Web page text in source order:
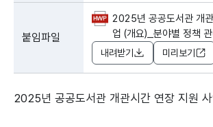
붙임파일
2025년 공공도서관 개
업 (개요)_분야별 정책
내려받기 미리보기
2025년 공공도서관 개관시간 연장 지원